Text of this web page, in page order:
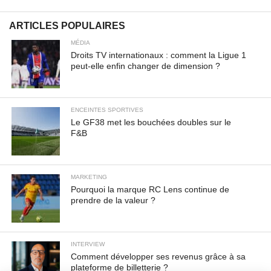
Nullam vitae est a risus dictum congue. Cras non lacus id
magna scelerisque sodales. Curabitur non fermentum
odio, vitae accumsan odio.
ARTICLES POPULAIRES
MÉDIA
Droits TV internationaux : comment la Ligue 1
peut-elle enfin changer de dimension ?
ENCEINTES SPORTIVES
Le GF38 met les bouchées doubles sur le
F&B
MARKETING
Pourquoi la marque RC Lens continue de
prendre de la valeur ?
INTERVIEW
Comment développer ses revenus grâce à sa
plateforme de billetterie ?